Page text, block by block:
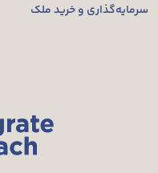
سرمایه‌گذاری و خرید ملک